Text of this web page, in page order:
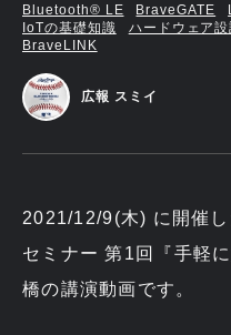
Bluetooth®︎ LE BraveGATE
IoTの基礎知識
ハードウェア設
BraveLINK
広報 スミイ
2021/12/9(木) に開催
セミナー 第1回『手軽
橋の講演動画です。